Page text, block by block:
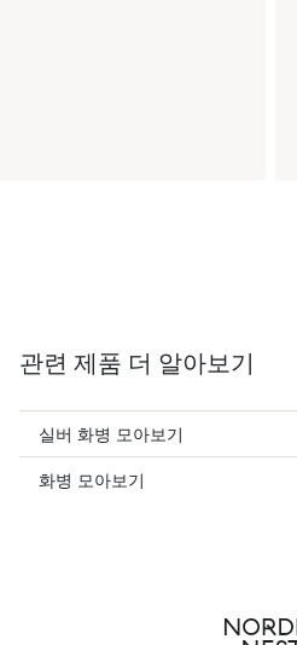
관련 제품 더 알아보기
실버 화병 모아보기
화병 모아보기